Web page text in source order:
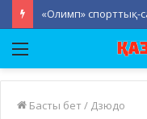
Мәзір
Басты бет / Дзюдо